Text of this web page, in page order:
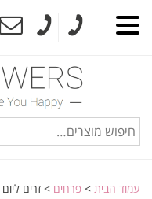
עמוד הבית > פרחים > זרים